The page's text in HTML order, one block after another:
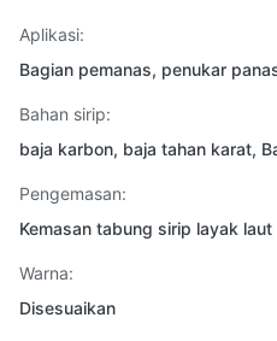
Aplikasi:
Bagian pemanas, penukar
Bahan sirip:
baja karbon, baja tahan karat,
Pengemasan:
Kemasan tabung sirip layak laut
Warna:
Disesuaikan